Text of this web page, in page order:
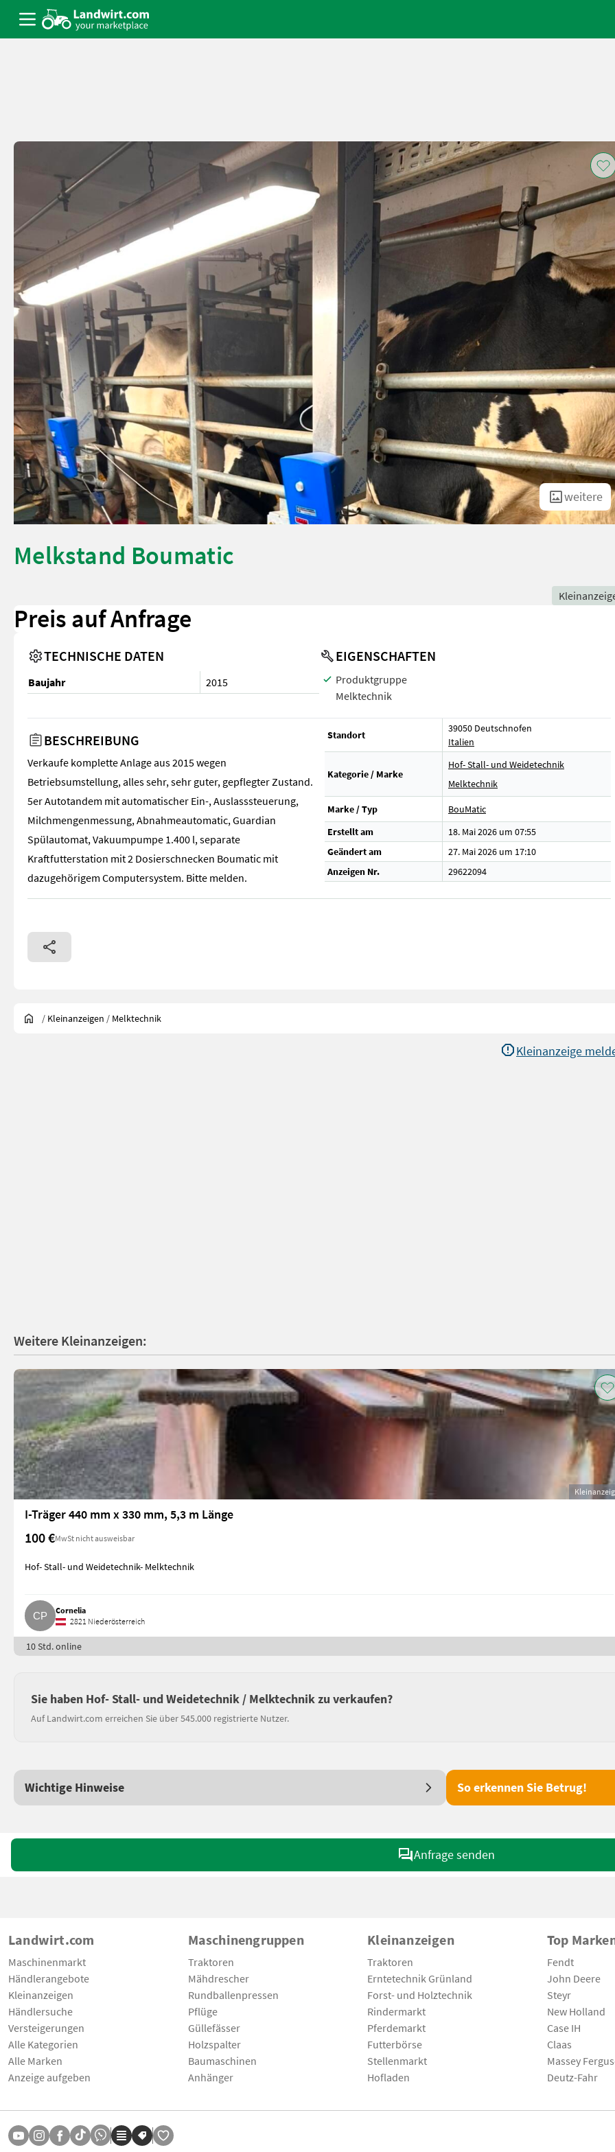
weitere
Melkstand Boumatic
Preis auf Anfrage
TECHNISCHE DATEN
Baujahr 2015
EIGENSCHAFTEN
Produktgruppe
Melktechnik
BESCHREIBUNG
Verkaufe komplette Anlage aus 2015 wegen
Betriebsumstellung, alles sehr, sehr guter, gepflegter Zustand.
5er Autotandem mit automatischer Ein-, Auslasssteuerung,
Milchmengenmessung, Abnahmeautomatic, Guardian
Spülautomat, Vakuumpumpe 1.400 l, separate
Kraftfutterstation mit 2 Dosierschnecken Boumatic mit
dazugehörigem Computersystem. Bitte melden.
Standort
39050 Deutschnofen
Italien
Kategorie / Marke
Hof- Stall- und Weidetechnik
Melktechnik
Marke / Typ
BouMatic
Erstellt am
18. Mai 2026 um 07:55
Geändert am
27. Mai 2026 um 17:10
Anzeigen Nr.
29622094
/ Kleinanzeigen / Melktechnik
Kleinanzeige
Weitere Kleinanzeigen:
I-Träger 440 mm x 330 mm, 5,3 m Länge
100 €MwSt nicht ausweisbar
Hof- Stall- und Weidetechnik- Melktechnik
Cornelia
2821 Niederösterreich
10 Std. online
Sie haben Hof- Stall- und Weidetechnik / Melktechnik zu verkaufen?
Auf Landwirt.com erreichen Sie über 545.000 registrierte Nutzer.
Wichtige Hinweise So erkennen Sie Betrug!
Anfrage senden
Landwirt.com
Maschinenmarkt
Händlerangebote
Kleinanzeigen
Händlersuche
Versteigerungen
Alle Kategorien
Alle Marken
Anzeige aufgeben
Maschinengruppen
Traktoren
Mähdrescher
Rundballenpressen
Pflüge
Güllefässer
Holzspalter
Baumaschinen
Anhänger
Kleinanzeigen
Traktoren
Erntetechnik Grünland
Forst- und Holztechnik
Rindermarkt
Pferdemarkt
Futterbörse
Stellenmarkt
Hofladen
Top
Fendt
John Deere
Steyr
New Holland
Case IH
Claas
Massey
Deutz-Fahr